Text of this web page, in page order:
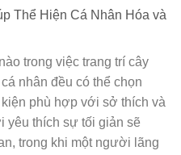
Thể Hiện Cá Nhân Hóa và
trong việc trang trí cây
nhân đều có thể chọn
phù hợp với sở thích và
yêu thích sự tối giản sẽ
trong khi một người lãng